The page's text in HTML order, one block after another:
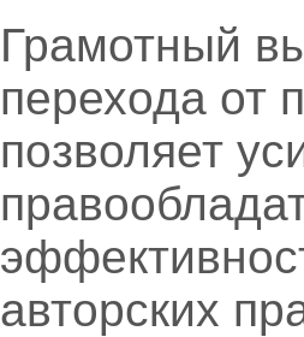
Грамотный
перехода от
позволяет
авторских